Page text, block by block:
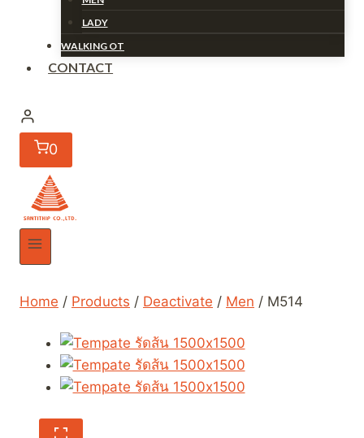
LADY
WALKING OT
CONTACT
0
Home / Products / Deactivate / Men / M514